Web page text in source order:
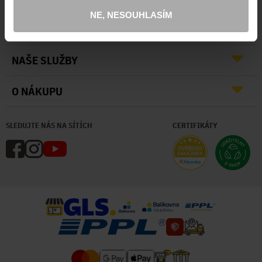
NE, NESOUHLASÍM
SLEDUJTE NÁS NA SÍTÍCH CERTIFIKÁTY
O NÁS
NAŠE SLUŽBY
O NÁKUPU